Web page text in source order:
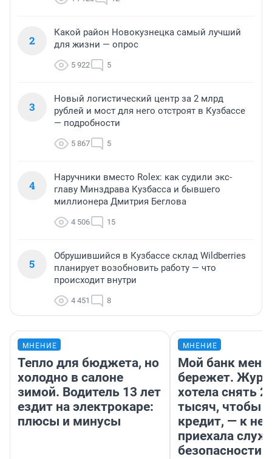
2
Какой район Новокузнецка самый лучший
для жизни — опрос
5 922 5
3
Новый логистический центр за 2 млрд
рублей и мост для него отстроят в Кузбассе
— подробности
5 867 5
4
Наручники вместо Rolex: как судили экс-
главу Минздрава Кузбасса и бывшего
миллионера Дмитрия Беглова
4 506 15
5
Обрушившийся в Кузбассе склад Wildberries
планирует возобновить работу — что
происходит внутри
4 451 8
МНЕНИЕ
Тепло для бюджета, но
холодно в салоне
зимой. Водитель 13 лет
ездит на электрокаре:
плюсы и минусы
МНЕНИЕ
Мой банк меня
бережет.
хотела снять
тысяч, чтобы
кредит, — к
приехала
безопасности